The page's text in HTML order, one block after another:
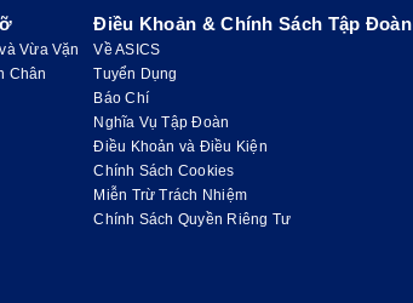
Vừa Vặn
Chân
Điều Khoản & Chính Sách Tập Đoàn
Về ASICS
Tuyển Dụng
Báo Chí
Nghĩa Vụ Tập Đoàn
Điều Khoản và Điều Kiện
Chính Sách Cookies
Miễn Trừ Trách Nhiệm
Chính Sách Quyền Riêng Tư